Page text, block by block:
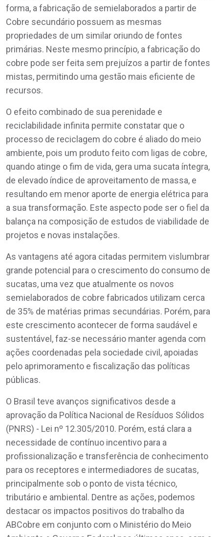
forma, a fabricação de semielaborados a partir de
Cobre secundário possuem as mesmas
propriedades de um similar oriundo de fontes
primárias. Neste mesmo princípio, a fabricação do
cobre pode ser feita sem prejuízos a partir de fontes
mistas, permitindo uma gestão mais eficiente de
recursos.
O efeito combinado de sua perenidade e
reciclabilidade infinita permite constatar que o
processo de reciclagem do cobre é aliado do meio
ambiente, pois um produto feito com ligas de cobre,
quando atinge o fim de vida, gera uma sucata íntegra,
de elevado índice de aproveitamento de massa, e
resultando em menor aporte de energia elétrica para
a sua transformação. Este aspecto pode ser o fiel da
balança na composição de estudos de viabilidade de
projetos e novas instalações.
As vantagens até agora citadas permitem vislumbrar
grande potencial para o crescimento do consumo de
sucatas, uma vez que atualmente os novos
semielaborados de cobre fabricados utilizam cerca
de 35% de matérias primas secundárias. Porém, para
este crescimento acontecer de forma saudável e
sustentável, faz-se necessário manter agenda com
ações coordenadas pela sociedade civil, apoiadas
pelo aprimoramento e fiscalização das políticas
públicas.
O Brasil teve avanços significativos desde a
aprovação da Política Nacional de Resíduos Sólidos
(PNRS) - Lei nº 12.305/2010. Porém, está clara a
necessidade de contínuo incentivo para a
profissionalização e transferência de conhecimento
para os receptores e intermediadores de sucatas,
principalmente sob o ponto de vista técnico,
tributário e ambiental. Dentre as ações, podemos
destacar os impactos positivos do trabalho da
ABCobre em conjunto com o Ministério do Meio